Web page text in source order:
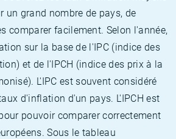
un grand nombre de pays, de
comparer facilement. Selon l'année,
sur la base de l'IPC (indice des
et de l'IPCH (indice des prix à la
L'IPC est souvent considéré
d'inflation d'un pays. L'IPCH est
pouvoir comparer correctement
Sous le tableau